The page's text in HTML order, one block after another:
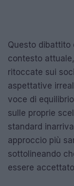
Questo dibattito
contesto
ritoccate sui
aspettative
voce di
sulle proprie
standard
approccio più
sottolineando
essere